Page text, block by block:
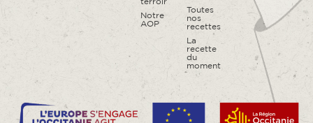
Notre
AOP
Toutes
nos
recettes
La
recette
du
moment